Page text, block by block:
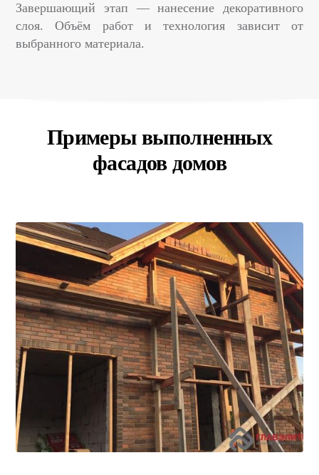
Завершающий этап — нанесение декоративного
слоя. Объём работ и технология зависит от
выбранного материала.
Примеры выполненных
фасадов домов